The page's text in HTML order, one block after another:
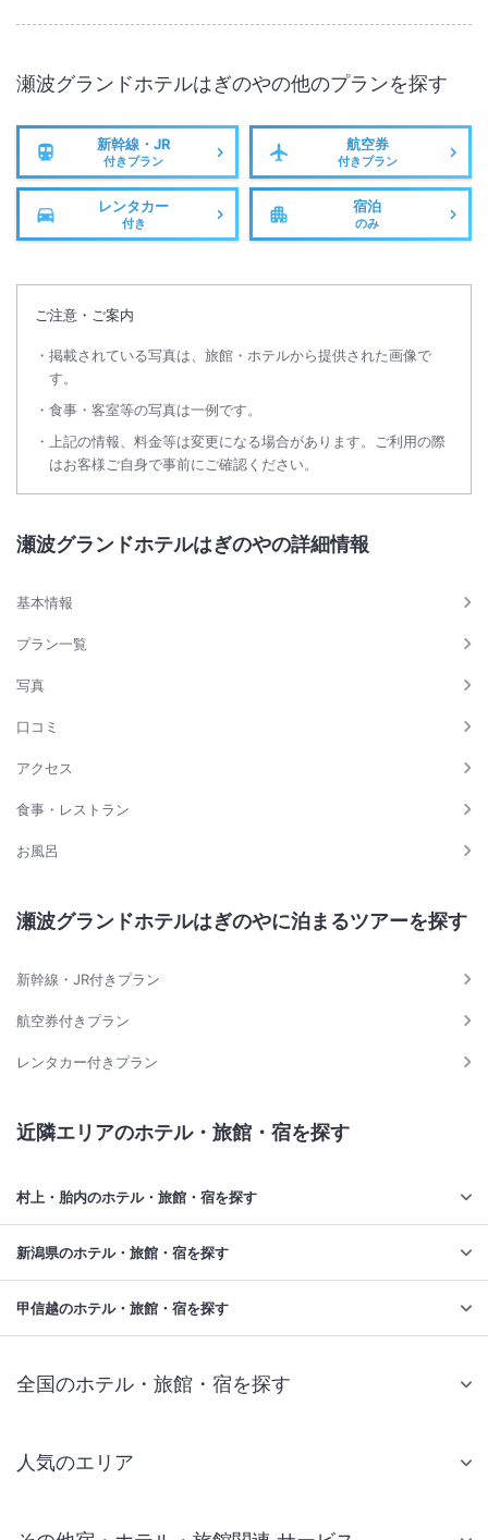
瀬波グランドホテルはぎのやの他のプランを探す
新幹線・JR
付きプラン
航空券
付きプラン
レンタカー
付き
宿泊
のみ
ご注意・ご案内
掲載されている写真は、旅館・ホテルから提供された画像で
す。
食事・客室等の写真は一例です。
上記の情報、料金等は変更になる場合があります。ご利用の際
はお客様ご自身で事前にご確認ください。
瀬波グランドホテルはぎのやの詳細情報
基本情報
プラン一覧
写真
口コミ
アクセス
食事・レストラン
お風呂
瀬波グランドホテルはぎのやに泊まるツアーを探す
新幹線・JR付きプラン
航空券付きプラン
レンタカー付きプラン
近隣エリアのホテル・旅館・宿を探す
村上・胎内のホテル・旅館・宿を探す
新潟県のホテル・旅館・宿を探す
甲信越のホテル・旅館・宿を探す
全国のホテル・旅館・宿を探す
人気のエリア